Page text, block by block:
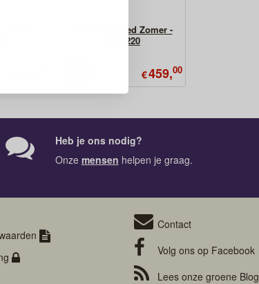
Tencel Dekbed Zomer -
260x220
€459,00
Heb je ons nodig?
Onze mensen helpen je graag.
Contact
Volg ons op Facebook
Lees onze groene Blog